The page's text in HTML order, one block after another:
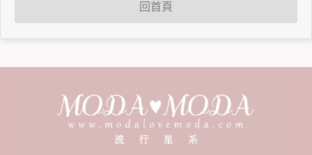
回首頁